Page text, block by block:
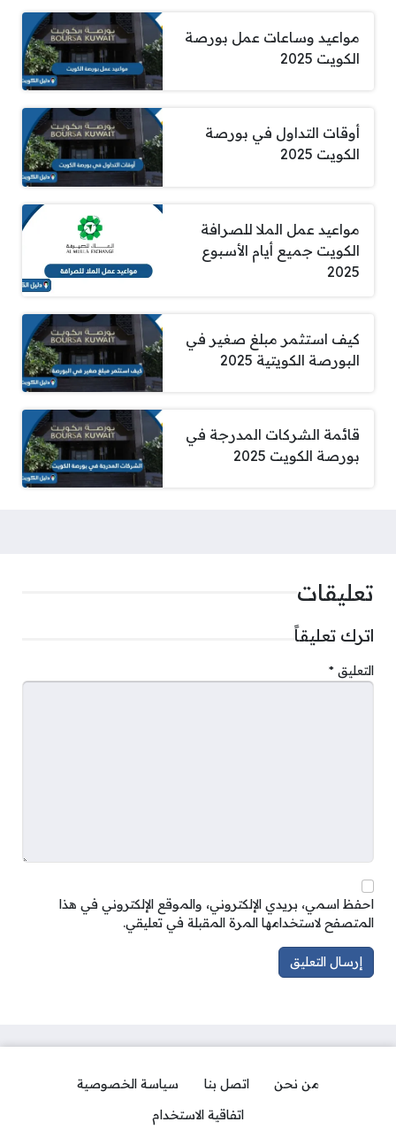
مواعيد وساعات عمل بورصة
الكويت 2025
أوقات التداول في بورصة
الكويت 2025
مواعيد عمل الملا للصرافة
الكويت جميع أيام الأسبوع
2025
كيف استثمر مبلغ صغير في
البورصة الكويتية 2025
قائمة الشركات المدرجة في
بورصة الكويت 2025
تعليقات
اترك تعليقاً
التعليق *
احفظ اسمي، بريدي الإلكتروني، والموقع الإلكتروني في هذا
المتصفح لاستخدامها المرة المقبلة في تعليقي.
من نحن اتصل بنا
سياسة الخصوصية
اتفاقية الاستخدام